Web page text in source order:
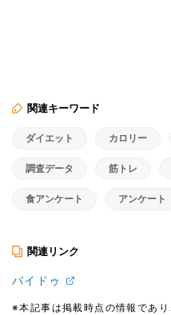
関連キーワード
ダイエット カロリー
調査データ 筋トレ
食アンケート アンケート
関連リンク
バイドゥ
※本記事は掲載時点の情報であ